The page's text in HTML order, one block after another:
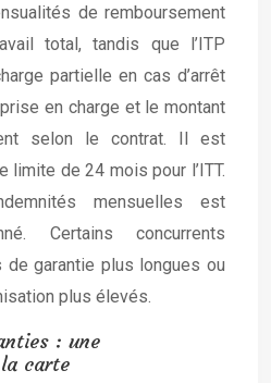
de remboursement
total, tandis que l’ITP
partielle en cas d’arrêt
en charge et le montant
selon le contrat. Il est
limite de 24 mois pour l’ITT.
mensuelles est
Certains concurrents
garantie plus longues ou
plus élevés.
: une
carte